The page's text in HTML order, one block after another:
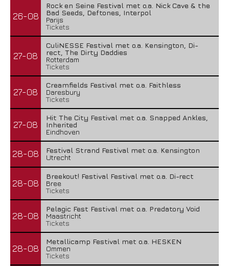
26-08
Rock en Seine Festival met o.a. Nick Cave & the
Bad Seeds, Deftones, Interpol
Parijs
Tickets
27-08
CuliNESSE Festival met o.a. Kensington, Di-
rect, The Dirty Daddies
Rotterdam
Tickets
27-08
Creamfields Festival met o.a. Faithless
Daresbury
Tickets
27-08
Hit The City Festival met o.a. Snapped Ankles,
Inherited
Eindhoven
28-08
Festival Strand Festival met o.a. Kensington
Utrecht
28-08
Breekout! Festival Festival met o.a. Di-rect
Bree
Tickets
28-08
Pelagic Fest Festival met o.a. Predatory Void
Maastricht
Tickets
28-08
Metallicamp Festival met o.a. HESKEN
Ommen
Tickets